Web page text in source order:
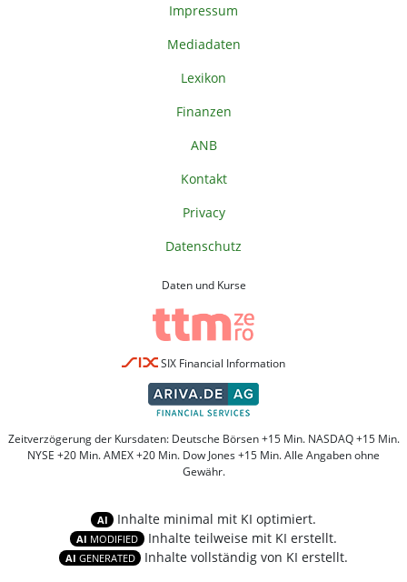
Impressum
Mediadaten
Lexikon
Finanzen
ANB
Kontakt
Privacy
Datenschutz
Daten und Kurse
SIX Financial Information
Zeitverzögerung der Kursdaten: Deutsche Börsen +15 Min. NASDAQ +15 Min.
NYSE +20 Min. AMEX +20 Min. Dow Jones +15 Min. Alle Angaben ohne
Gewähr.
AI Inhalte minimal mit KI optimiert.
AI MODIFIED Inhalte teilweise mit KI erstellt.
AI GENERATED Inhalte vollständig von KI erstellt.